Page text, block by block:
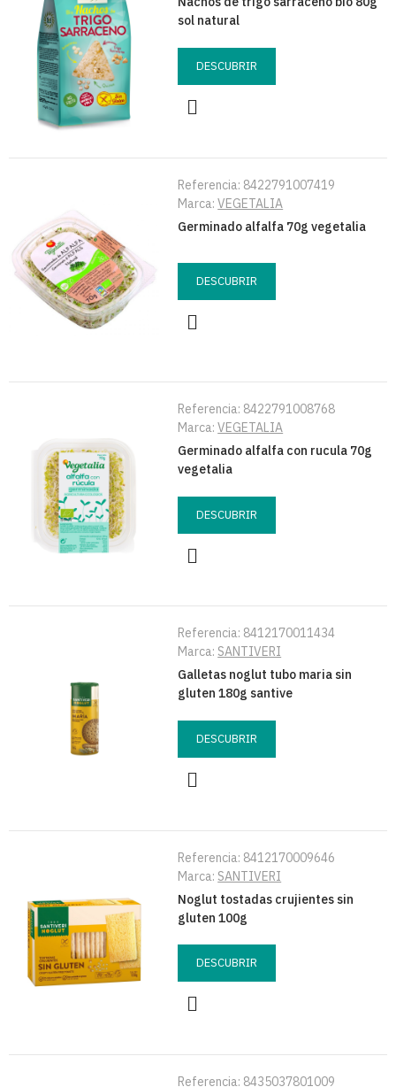
sol natural
DESCUBRIR
Referencia: 8422791007419
Marca:VEGETALIA
Germinado alfalfa 70g vegetalia
DESCUBRIR
Referencia: 8422791008768
Marca:VEGETALIA
Germinado alfalfa con rucula 70g
vegetalia
DESCUBRIR
Referencia: 8412170011434
Marca: SANTIVERI
Galletas noglut tubo maria sin
gluten 180g santive
DESCUBRIR
Referencia: 8412170009646
Marca: SANTIVERI
Noglut tostadas crujientes sin
gluten 100g
DESCUBRIR
Referencia: 8435037801009